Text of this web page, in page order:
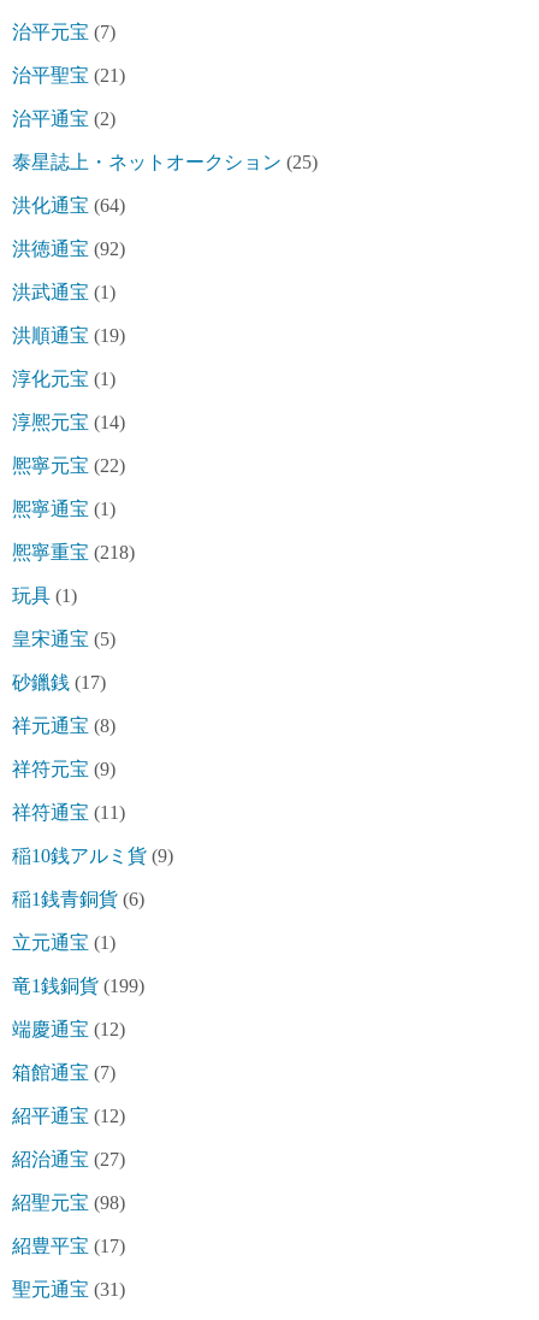
治平元宝 (7)
治平聖宝 (21)
治平通宝 (2)
泰星誌上・ネットオークション (25)
洪化通宝 (64)
洪徳通宝 (92)
洪武通宝 (1)
洪順通宝 (19)
淳化元宝 (1)
淳熈元宝 (14)
熈寧元宝 (22)
熈寧通宝 (1)
熈寧重宝 (218)
玩具 (1)
皇宋通宝 (5)
砂鑞銭 (17)
祥元通宝 (8)
祥符元宝 (9)
祥符通宝 (11)
稲10銭アルミ貨 (9)
稲1銭青銅貨 (6)
立元通宝 (1)
竜1銭銅貨 (199)
端慶通宝 (12)
箱館通宝 (7)
紹平通宝 (12)
紹治通宝 (27)
紹聖元宝 (98)
紹豊平宝 (17)
聖元通宝 (31)